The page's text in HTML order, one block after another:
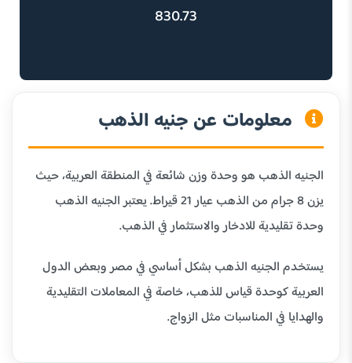
830.73
معلومات عن جنيه الذهب
الجنيه الذهب هو وحدة وزن شائعة في المنطقة العربية، حيث
يزن 8 جرام من الذهب عيار 21 قيراط. يعتبر الجنيه الذهب
وحدة تقليدية للادخار والاستثمار في الذهب.
يستخدم الجنيه الذهب بشكل أساسي في مصر وبعض الدول
العربية كوحدة قياس للذهب، خاصة في المعاملات التقليدية
والهدايا في المناسبات مثل الزواج.